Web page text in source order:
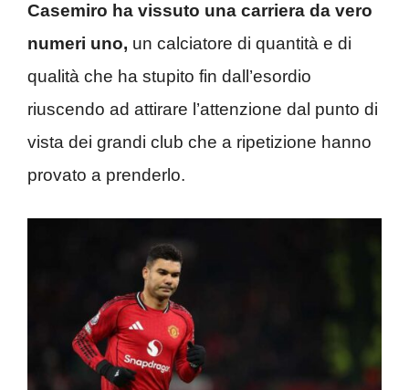
Casemiro ha vissuto una carriera da vero
numeri uno, un calciatore di quantità e di
qualità che ha stupito fin dall’esordio
riuscendo ad attirare l’attenzione dal punto di
vista dei grandi club che a ripetizione hanno
provato a prenderlo.